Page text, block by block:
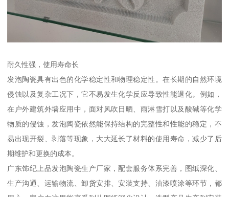
耐久性强，使用寿命长
发泡陶瓷具有出色的化学稳定性和物理稳定性。在长期的自然环境
侵蚀以及复杂工况下，它不易发生化学反应导致性能退化。例如，
在户外建筑外墙应用中，面对风吹日晒、雨淋雪打以及酸碱等化学
物质的侵蚀，发泡陶瓷依然能保持结构的完整性和性能的稳定，不
易出现开裂、剥落等现象，大大延长了材料的使用寿命，减少了后
期维护和更换的成本。
广东饰纪上品发泡陶瓷生产厂家，配套服务体系完善，图纸深化、
生产沟通、运输物流、卸货安排、安装支持、油漆喷涂等环节，都